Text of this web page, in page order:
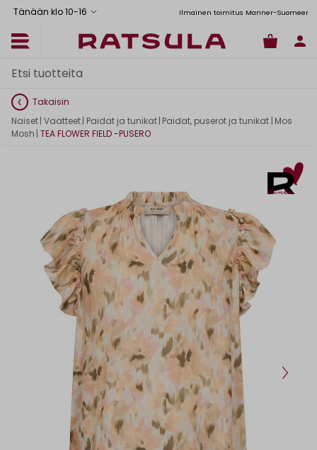
Tänään klo 10-16
Toimituskulut alk. 6,90€ Ilmainen toimitus Manner-Suomeen yli
Takaisin
Naiset| Vaatteet| Paidat ja tunikat | Paidat, puserot ja tunikat | Mos
Mosh | TEA FLOWER FIELD -PUSERO